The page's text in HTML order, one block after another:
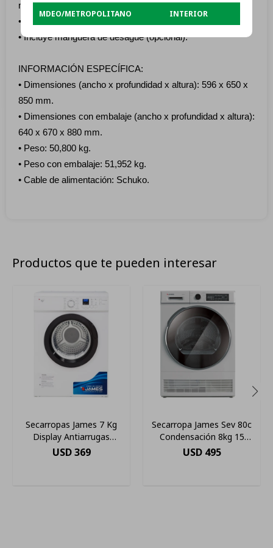
minimizar las arrugas.
• Depósito recolector de agua (no requiere ducto de salida).
• Incluye manguera de desagüe (opcional).
INFORMACIÓN ESPECÍFICA:
• Dimensiones (ancho x profundidad x altura): 596 x 650 x
850 mm.
• Dimensiones con embalaje (ancho x profundidad x altura):
640 x 670 x 880 mm.
• Peso: 50,800 kg.
• Peso con embalaje: 51,952 kg.
• Cable de alimentación: Schuko.
Productos que te pueden interesar
Secarropas James 7 Kg
Display Antiarrugas
Regulable Color Blanco
USD 369
Secarropa James Sev 80c
Condensación 8kg 15
Programas
USD 495
MDEO/METROPOLITANO INTERIOR